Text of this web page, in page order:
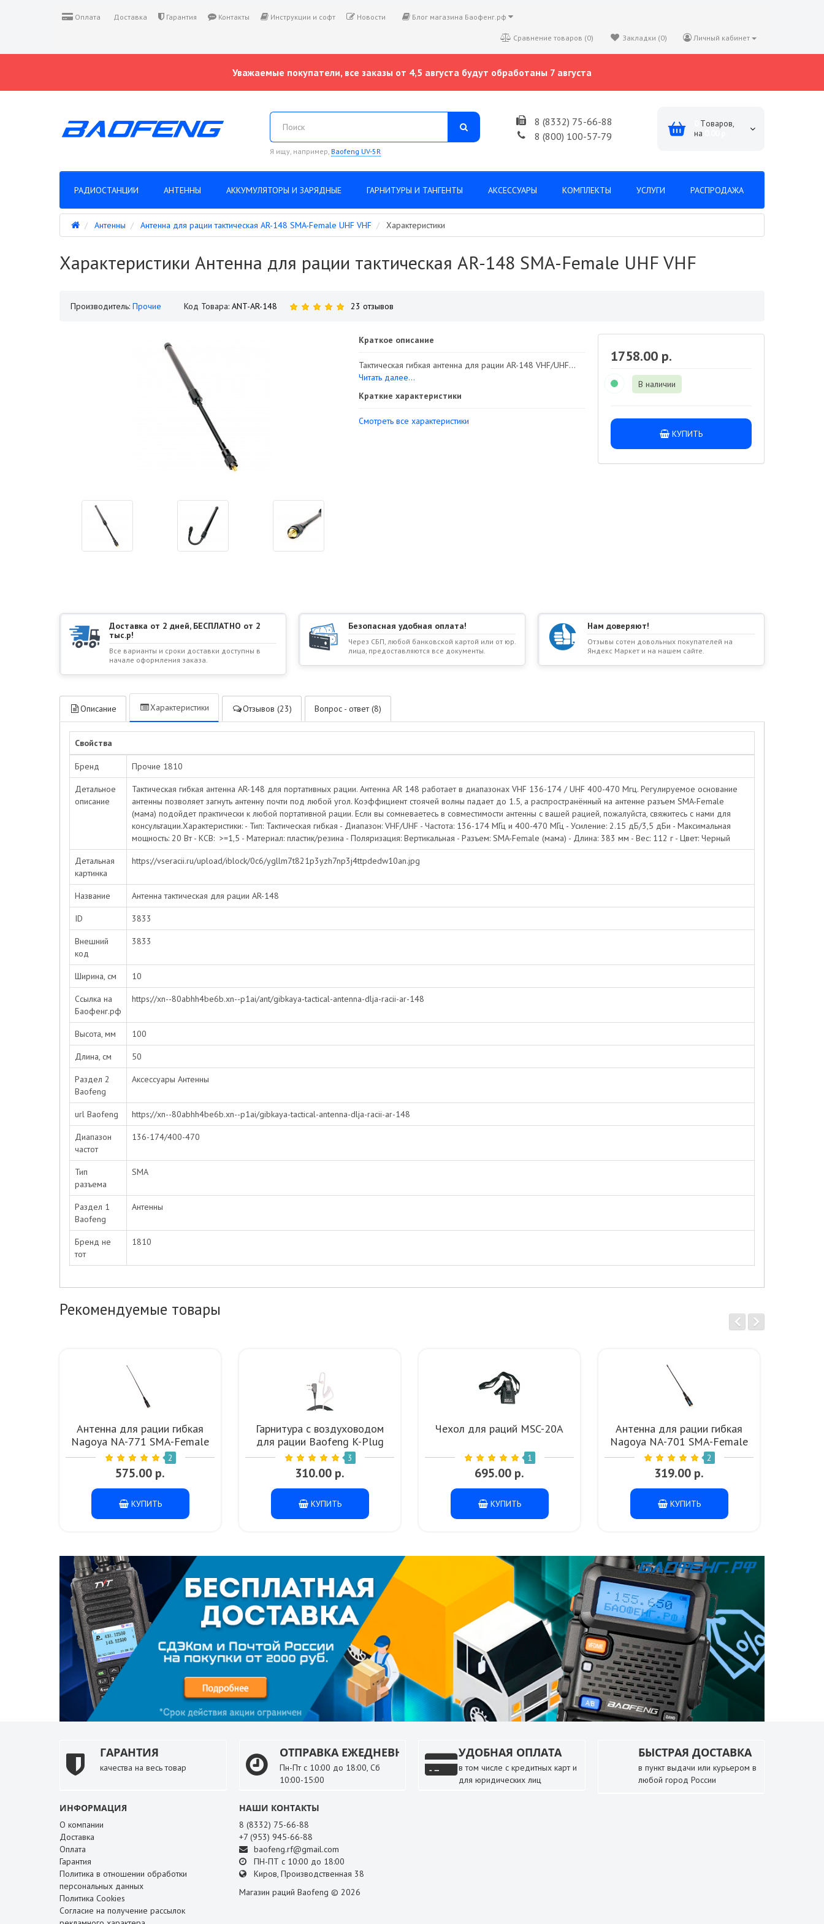
Оплата Доставка Гарантия Контакты Инструкции и софт Новости Блог магазина Баофенг.рф
Личный кабинет
Закладки (0)
Сравнение товаров (0)
Уважаемые покупатели, все заказы от 4,5 августа будут обработаны 7 августа
8 (8332) 75-66-88
8 (800) 100-57-79
Tоваров,
на
Я ищу, например, Baofeng UV-5R
РАДИОСТАНЦИИ АНТЕННЫ АККУМУЛЯТОРЫ И ЗАРЯДНЫЕ ГАРНИТУРЫ И ТАНГЕНТЫ АКСЕССУАРЫ КОМПЛЕКТЫ УСЛУГИ РАСПРОДАЖА
Антенны Антенна для рации тактическая AR-148 SMA-Female UHF VHF Характеристики
Характеристики Антенна для рации тактическая AR-148 SMA-Female UHF VHF
Производитель: Прочие Код Товара: ANT-AR-148 23 отзывов
Краткое описание
Тактическая гибкая антенна для рации AR-148 VHF/UHF...
Читать далее...
Краткие характеристики
Смотреть все характеристики
1758.00 р.
В наличии
КУПИТЬ
Доставка от 2 дней, БЕСПЛАТНО от 2
тыс.р!
Все варианты и сроки доставки доступны в
начале оформления заказа.
Безопасная удобная оплата!
Через СБП, любой банковской картой или от юр.
лица, предоставляются все документы.
Нам доверяют!
Отзывы сотен довольных покупателей на
Яндекс Маркет и на нашем сайте.
Описание Характеристики Отзывов (23) Вопрос - ответ (8)
Свойства
Бренд Прочие 1810
Детальное
описание
Тактическая гибкая антенна AR-148 для портативных рации. Антенна AR 148 работает в диапазонах VHF 136-174 / UHF 400-470 Мгц. Регулируемое основание
антенны позволяет загнуть антенну почти под любой угол. Коэффициент стоячей волны падает до 1.5, а распространённый на антенне разъем SMA-Female
(мама) подойдет практически к любой портативной рации. Если вы сомневаетесь в совместимости антенны с вашей рацией, пожалуйста, свяжитесь с нами для
консультации.Характеристики: - Тип: Тактическая гибкая - Диапазон: VHF/UHF - Частота: 136-174 МГц и 400-470 МГц - Усиление: 2.15 дБ/3,5 дБи - Максимальная
мощность: 20 Вт - КСВ: >=1,5 - Материал: пластик/резина - Поляризация: Вертикальная - Разъем: SMA-Female (мама) - Длина: 383 мм - Вес: 112 г - Цвет: Черный
Детальная
картинка
https://vseracii.ru/upload/iblock/0c6/ygllm7t821p3yzh7np3j4ttpdedw10an.jpg
Название Антенна тактическая для рации AR-148
ID 3833
Внешний
код
3833
Ширина, см 10
Ссылка на
Баофенг.рф
https://xn--80abhh4be6b.xn--p1ai/ant/gibkaya-tactical-antenna-dlja-racii-ar-148
Высота, мм 100
Длина, см 50
Раздел 2
Baofeng
Аксессуары Антенны
url Baofeng https://xn--80abhh4be6b.xn--p1ai/gibkaya-tactical-antenna-dlja-racii-ar-148
Диапазон
частот
136-174/400-470
Тип
разъема
SMA
Раздел 1
Baofeng
Антенны
Бренд не
тот
1810
Рекомендуемые товары
Антенна для рации гибкая
Nagoya NA-771 SMA-Female
UHF VHF
2
575.00 р.
КУПИТЬ
Гарнитура с воздуховодом
для рации Baofeng K-Plug
3
310.00 р.
КУПИТЬ
Чехол для раций MSC-20A
1
695.00 р.
КУПИТЬ
Антенна для рации гибкая
Nagoya NA-701 SMA-Female
UHF VHF
2
319.00 р.
КУПИТЬ
ГАРАНТИЯ
качества на весь товар
ОТПРАВКА ЕЖЕДНЕВНО
Пн-Пт с 10:00 до 18:00, Сб
10:00-15:00
УДОБНАЯ ОПЛАТА
в том числе с кредитных карт и
для юридических лиц
БЫСТРАЯ ДОСТАВКА
в пункт выдачи или курьером в
любой город России
ИНФОРМАЦИЯ
О компании
Доставка
Оплата
Гарантия
Политика в отношении обработки
персональных данных
Политика Cookies
Согласие на получение рассылок
НАШИ КОНТАКТЫ
8 (8332) 75-66-88
+7 (953) 945-66-88
baofeng.rf@gmail.com
ПН-ПТ с 10:00 до 18:00
Киров, Производственная 38
Магазин раций Baofeng © 2026